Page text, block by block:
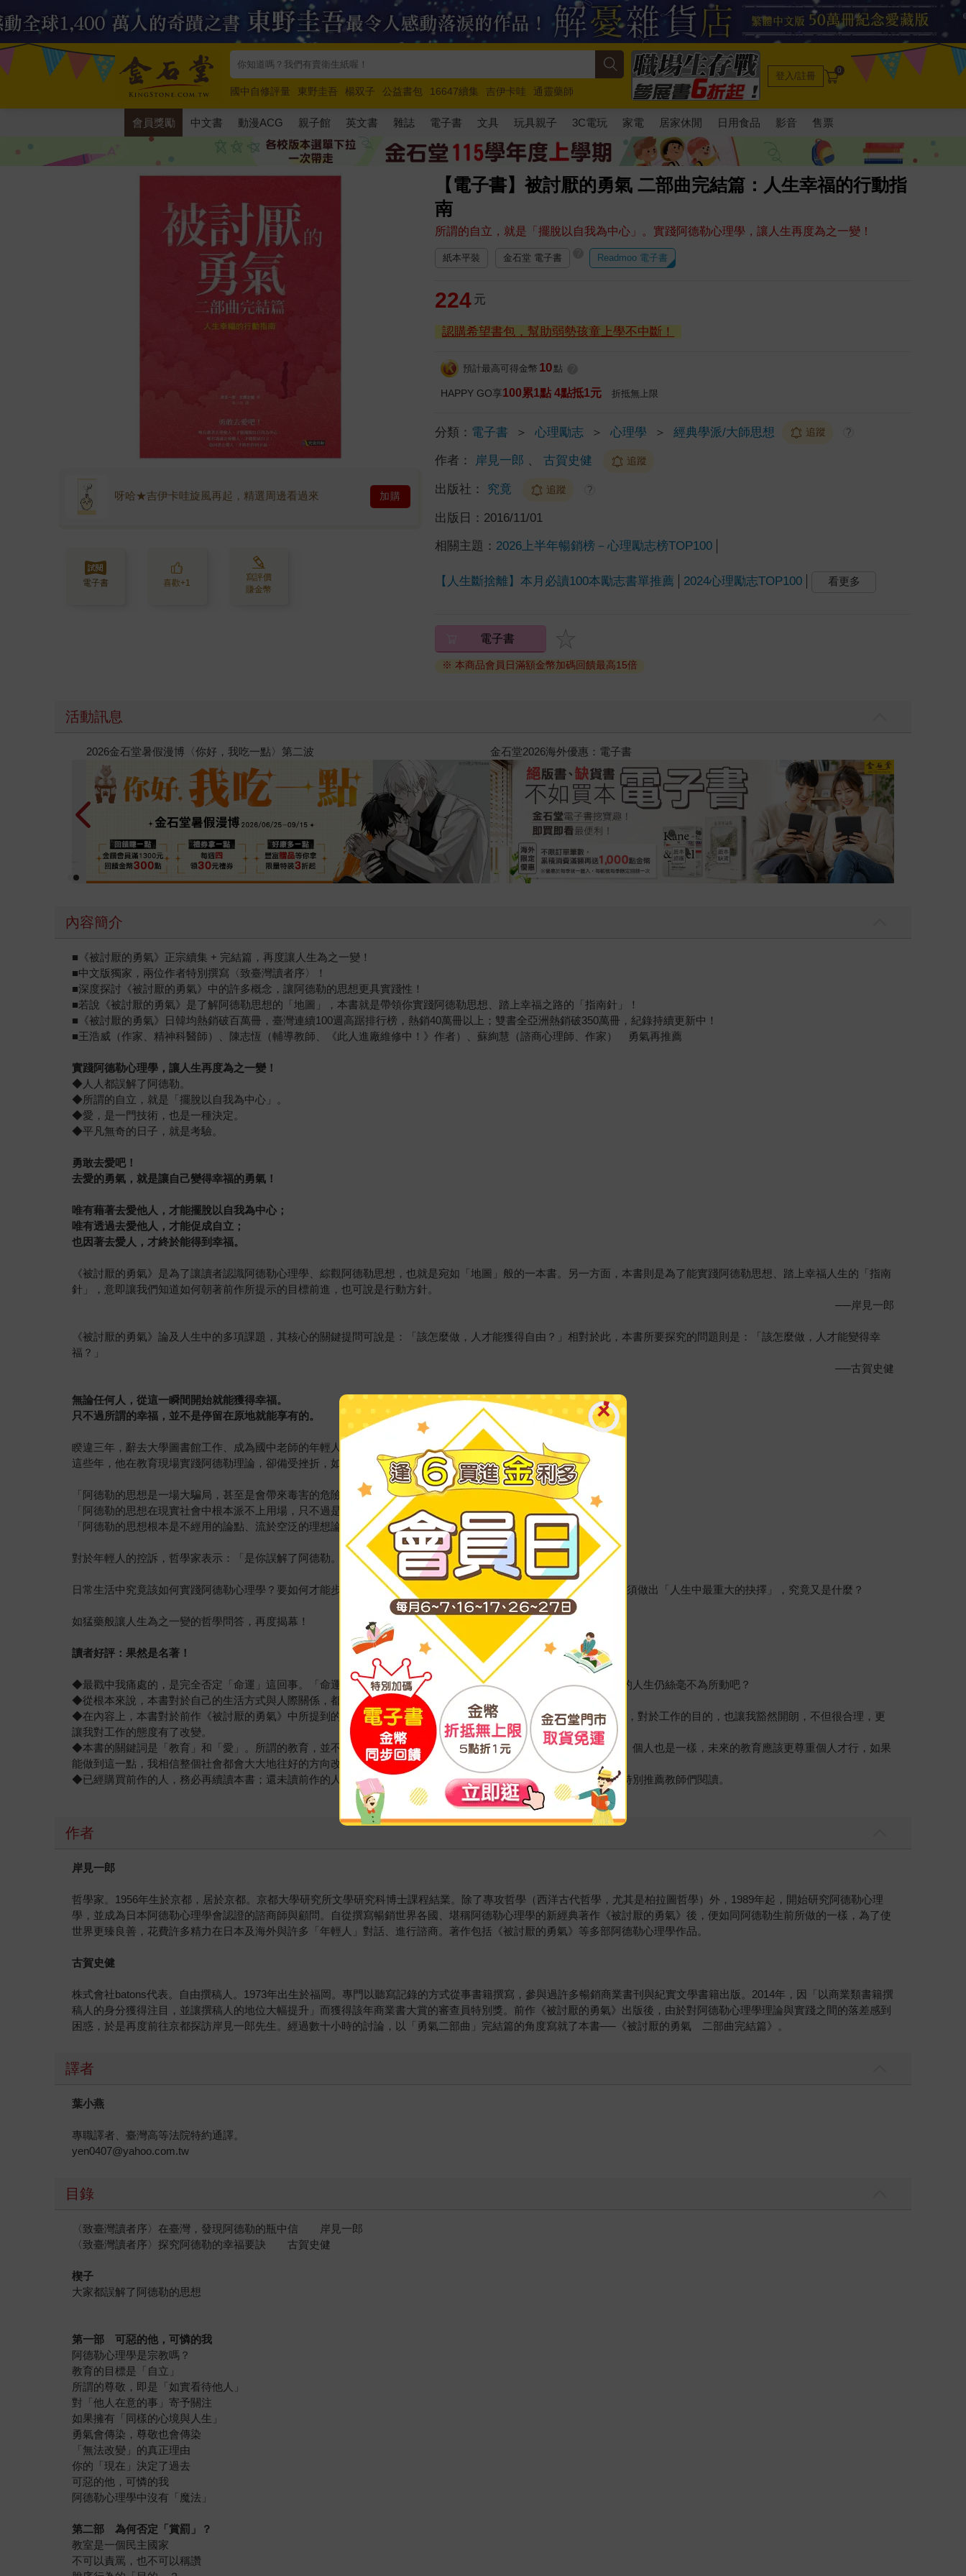
國中自修評量 東野圭吾 楊双子 公益書包 16647續集 吉伊卡哇
通靈藥師
唯紅花綻放
奧德賽 路邊攤新作 馬斯克 玩具總動員5 超慢跑
登入/註冊 0
會員獎勵 中文書 動漫ACG 親子館 英文書 雜誌 電子書 文具 玩具親子 3C電玩 家電 居家休閒 日用食品 影音 售票
【電子書】被討厭的勇氣 二部曲完結篇：人生幸福的行動指
南
所謂的自立，就是「擺脫以自我為中心」。實踐阿德勒心理學，讓人生再度為之一變！
呀哈★吉伊卡哇旋風再起，精選周邊看過來 加購
電子書 喜歡+1
寫評價
賺金幣
紙本平裝 金石堂 電子書 Readmoo 電子書
224 元
認購希望書包，幫助弱勢孩童上學不中斷！
預計最高可得金幣 10 點
HAPPY GO享100累1點 4點抵1元 折抵無上限
分類： 電子書 ＞ 心理勵志 ＞ 心理學 ＞ 經典學派/大師思想 追蹤 ?
作者： 岸見一郎 、古賀史健 追蹤
出版社： 究竟 追蹤 ?
出版日： 2016/11/01
相關主題： 2026上半年暢銷榜－心理勵志榜TOP100
【人生斷捨離】本月必讀100本勵志書單推薦 2024心理勵志TOP100 看更多
電子書
※ 本商品會員日滿額金幣加碼回饋最高15倍
活動訊息
春光ｘ奇幻基地｜全書系展 2026金石堂暑假漫博〈你好，我吃一點〉第二波
內容簡介
■《被討厭的勇氣》正宗續集 + 完結篇，再度讓人生為之一變！
■中文版獨家，兩位作者特別撰寫〈致臺灣讀者序〉！
■深度探討《被討厭的勇氣》中的許多概念，讓阿德勒的思想更具實踐性！
■若說《被討厭的勇氣》是了解阿德勒思想的「地圖」，本書就是帶領你實踐阿德勒思想、踏上幸福之路的「指南針」！
■《被討厭的勇氣》日韓均熱銷破百萬冊，臺灣連續100週高踞排行榜，熱銷40萬冊以上；雙書全亞洲熱銷破350萬冊，紀錄持續更新中！
■王浩威（作家、精神科醫師）、陳志恆（輔導教師、《此人進廠維修中！》作者）、蘇絢慧（諮商心理師、作家） 勇氣再推薦
實踐阿德勒心理學，讓人生再度為之一變！
◆人人都誤解了阿德勒。
◆所謂的自立，就是「擺脫以自我為中心」。
◆愛，是一門技術，也是一種決定。
◆平凡無奇的日子，就是考驗。
勇敢去愛吧！
去愛的勇氣，就是讓自己變得幸福的勇氣！
唯有藉著去愛他人，才能擺脫以自我為中心；
唯有透過去愛他人，才能促成自立；
也因著去愛人，才終於能得到幸福。
《被討厭的勇氣》是為了讓讀者認識阿德勒心理學、綜觀阿德勒思想，也就是宛如「地圖」般的一本書。另一方面，本書則是為了能實踐阿德勒思想、踏上幸福人生的「指南
針」，意即讓我們知道如何朝著前作所提示的目標前進，也可說是行動方針。
──岸見一郎
《被討厭的勇氣》論及人生中的多項課題，其核心的關鍵提問可說是：「該怎麼做，人才能獲得自由？」相對於此，本書所要探究的問題則是：「該怎麼做，人才能變得幸
福？」
──古賀史健
無論任何人，從這一瞬間開始就能獲得幸福。
只不過所謂的幸福，並不是停留在原地就能享有的。
睽違三年，辭去大學圖書館工作、成為國中老師的年輕人再度來到哲學家的書房。
這些年，他在教育現場實踐阿德勒理論，卻備受挫折，如今正為是否該放棄而苦惱不已：
「阿德勒的思想是一場大騙局，甚至是會帶來毒害的危險思想！」
「阿德勒的思想在現實社會中根本派不上用場，只不過是紙上談兵！」
「阿德勒的思想根本是不經用的論點、流於空泛的理想論！」
對於年輕人的控訴，哲學家表示：「是你誤解了阿德勒。」
日常生活中究竟該如何實踐阿德勒心理學？要如何才能步上幸福之路？而阿德勒所歸納的結論──為了幸福，人人都必須做出「人生中最重大的抉擇」，究竟又是什麼？
如猛藥般讓人生為之一變的哲學問答，再度揭幕！
讀者好評：果然是名著！
◆最戳中我痛處的，是完全否定「命運」這回事。「命運是要用自己的手去開創的」，讀過這本書之後，應該沒有人的人生仍絲毫不為所動吧？
◆從根本來說，本書對於自己的生活方式與人際關係，都是有如猛藥般的書。
◆在內容上，本書對於前作《被討厭的勇氣》中所提到的阿德勒心理學重點之一──人生任務和社會意識有更深的探討，對於工作的目的，也讓我豁然開朗，不但很合理，更
讓我對工作的態度有了改變。
◆本書的關鍵詞是「教育」和「愛」。所謂的教育，並不是由教導的一方去鞭策，而是教學雙方互相學習、共同育成。個人也是一樣，未來的教育應該更尊重個人才行，如果
能做到這一點，我相信整個社會都會大大地往好的方向改變。
◆已經購買前作的人，務必再續讀本書；還未讀前作的人，也請務必連前作一起讀。本書有許多和教育相關的內容，特別推薦教師們閱讀。
作者
岸見一郎
哲學家。1956年生於京都，居於京都。京都大學研究所文學研究科博士課程結業。除了專攻哲學（西洋古代哲學，尤其是柏拉圖哲學）外，1989年起，開始研究阿德勒心理
學，並成為日本阿德勒心理學會認證的諮商師與顧問。自從撰寫暢銷世界各國、堪稱阿德勒心理學的新經典著作《被討厭的勇氣》後，便如同阿德勒生前所做的一樣，為了使
世界更臻良善，花費許多精力在日本及海外與許多「年輕人」對話、進行諮商。著作包括《被討厭的勇氣》等多部阿德勒心理學作品。
古賀史健
株式會社batons代表。自由撰稿人。1973年出生於福岡。專門以聽寫記錄的方式從事書籍撰寫，參與過許多暢銷商業書刊與紀實文學書籍出版。2014年，因「以商業類書籍撰
稿人的身分獲得注目，並讓撰稿人的地位大幅提升」而獲得該年商業書大賞的審查員特別獎。前作《被討厭的勇氣》出版後，由於對阿德勒心理學理論與實踐之間的落差感到
困惑，於是再度前往京都探訪岸見一郎先生。經過數十小時的討論，以「勇氣二部曲」完結篇的角度寫就了本書──《被討厭的勇氣 二部曲完結篇》。
譯者
葉小燕
專職譯者、臺灣高等法院特約通譯。
yen0407@yahoo.com.tw
目錄
〈致臺灣讀者序〉在臺灣，發現阿德勒的瓶中信 岸見一郎
〈致臺灣讀者序〉探究阿德勒的幸福要訣 古賀史健
楔子
大家都誤解了阿德勒的思想
第一部 可惡的他，可憐的我
阿德勒心理學是宗教嗎？
教育的目標是「自立」
所謂的尊敬，即是「如實看待他人」
對「他人在意的事」寄予關注
如果擁有「同樣的心境與人生」
勇氣會傳染，尊敬也會傳染
「無法改變」的真正理由
你的「現在」決定了過去
可惡的他，可憐的我
阿德勒心理學中沒有「魔法」
第二部 為何否定「賞罰」？
教室是一個民主國家
不可以責罵，也不可以稱讚